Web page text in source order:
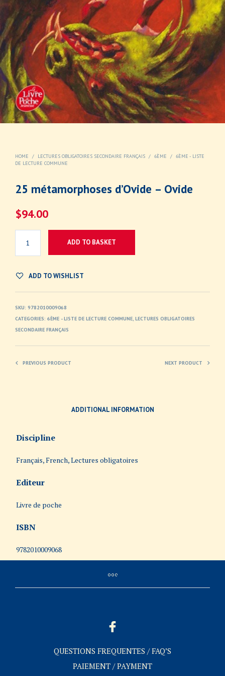
HOME / LECTURES OBLIGATOIRES SECONDAIRE FRANÇAIS / 6ÈME / 6ÈME - LISTE
DE LECTURE COMMUNE
25 métamorphoses d’Ovide – Ovide
$94.00
ADD TO BASKET
ADD TO WISHLIST
SKU: 9782010009068
CATEGORIES: 6ÈME - LISTE DE LECTURE COMMUNE, LECTURES OBLIGATOIRES
SECONDAIRE FRANÇAIS
PREVIOUS PRODUCT NEXT PRODUCT
ADDITIONAL INFORMATION
Discipline
Français, French, Lectures obligatoires
Editeur
Livre de poche
ISBN
9782010009068
QUESTIONS FREQUENTES / FAQ’S
PAIEMENT / PAYMENT